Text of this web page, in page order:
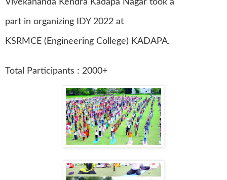
Vivekananda Kendra Kadapa Nagar took a
part in organizing IDY 2022 at
KSRMCE (Engineering College) KADAPA.
Total Participants : 2000+